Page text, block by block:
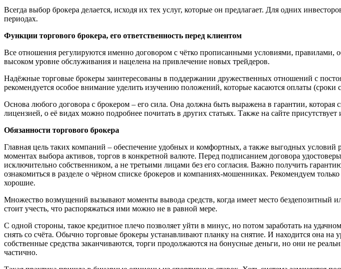
Всегда выбор брокера делается, исходя их тех услуг, которые он предлагает. Для одних
периодах.
Функции торгового брокера, его ответственность перед клиентом
Все отношения регулируются именно договором с чётко прописанными условиями, правилами,
высоком уровне обслуживания и нацелена на привлечение новых трейдеров.
Надёжные торговые брокеры заинтересованы в поддержании дружественных отношений с
рекомендуется особое внимание уделить изучению положений, которые касаются оплаты (сроки
Основа любого договора с брокером – его сила. Она должна быть выражена в гарантии, которая
лицензией, о её видах можно подробнее почитать в других статьях. Также на сайте
Обязанности торгового брокера
Главная цель таких компаний – обеспечение удобных и комфортных, а также выгодных
моментах выбора активов, торгов в конкретной валюте. Перед подписанием договора
исключительно собственником, а не третьими лицами без его согласия. Важно получить
ознакомиться в разделе о чёрном списке брокеров и компаниях-мошенниках. Рекомендуем
хорошие.
Множество возмущений вызывают моменты вывода средств, когда имеет место бездепозитный
стоит учесть, что распоряжаться ими можно не в равной мере.
С одной стороны, такое кредитное плечо позволяет уйти в минус, но потом заработать на
снять со счёта. Обычно торговые брокеры устанавливают планку на снятие. И находится она
собственные средства заканчиваются, торги продолжаются на бонусные деньги, но они не
частично.